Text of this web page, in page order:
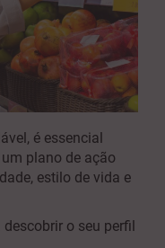
é essencial
plano de ação
estilo de vida e
descobrir o seu perfil